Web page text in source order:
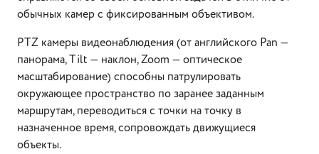
обычных камер с фиксированным объективом.
PTZ камеры видеонаблюдения (от английского Pan —
панорама, Tilt — наклон, Zoom — оптическое
масштабирование) способны патрулировать
окружающее пространство по заранее заданным
маршрутам, переводиться c точки на точку в
назначенное время, сопровождать движущиеся
объекты.